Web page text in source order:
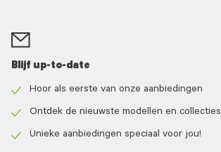
Blijf up-to-date
icon
Hoor als eerste van onze aanbiedingen
icon
Ontdek de nieuwste modellen en collecties
Unieke aanbiedingen speciaal voor jou!